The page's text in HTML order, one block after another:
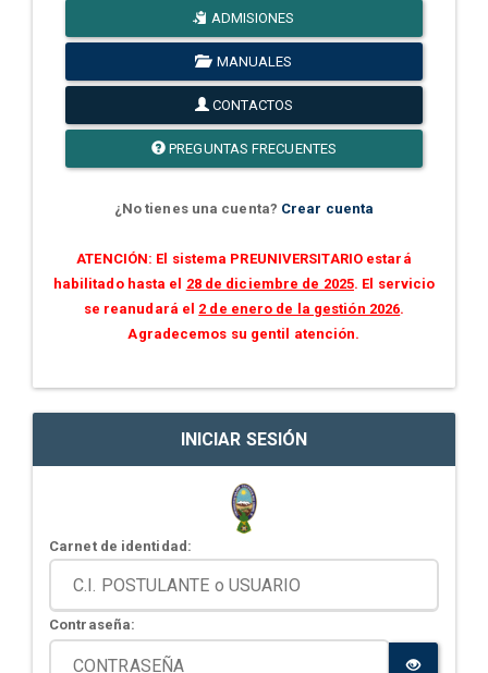
ADMISIONES
MANUALES
CONTACTOS
PREGUNTAS FRECUENTES
¿No tienes una cuenta? Crear cuenta
ATENCIÓN: El sistema PREUNIVERSITARIO estará
habilitado hasta el 28 de diciembre de 2025. El servicio
se reanudará el 2 de enero de la gestión 2026.
Agradecemos su gentil atención.
INICIAR SESIÓN
Carnet de identidad:
Contraseña: